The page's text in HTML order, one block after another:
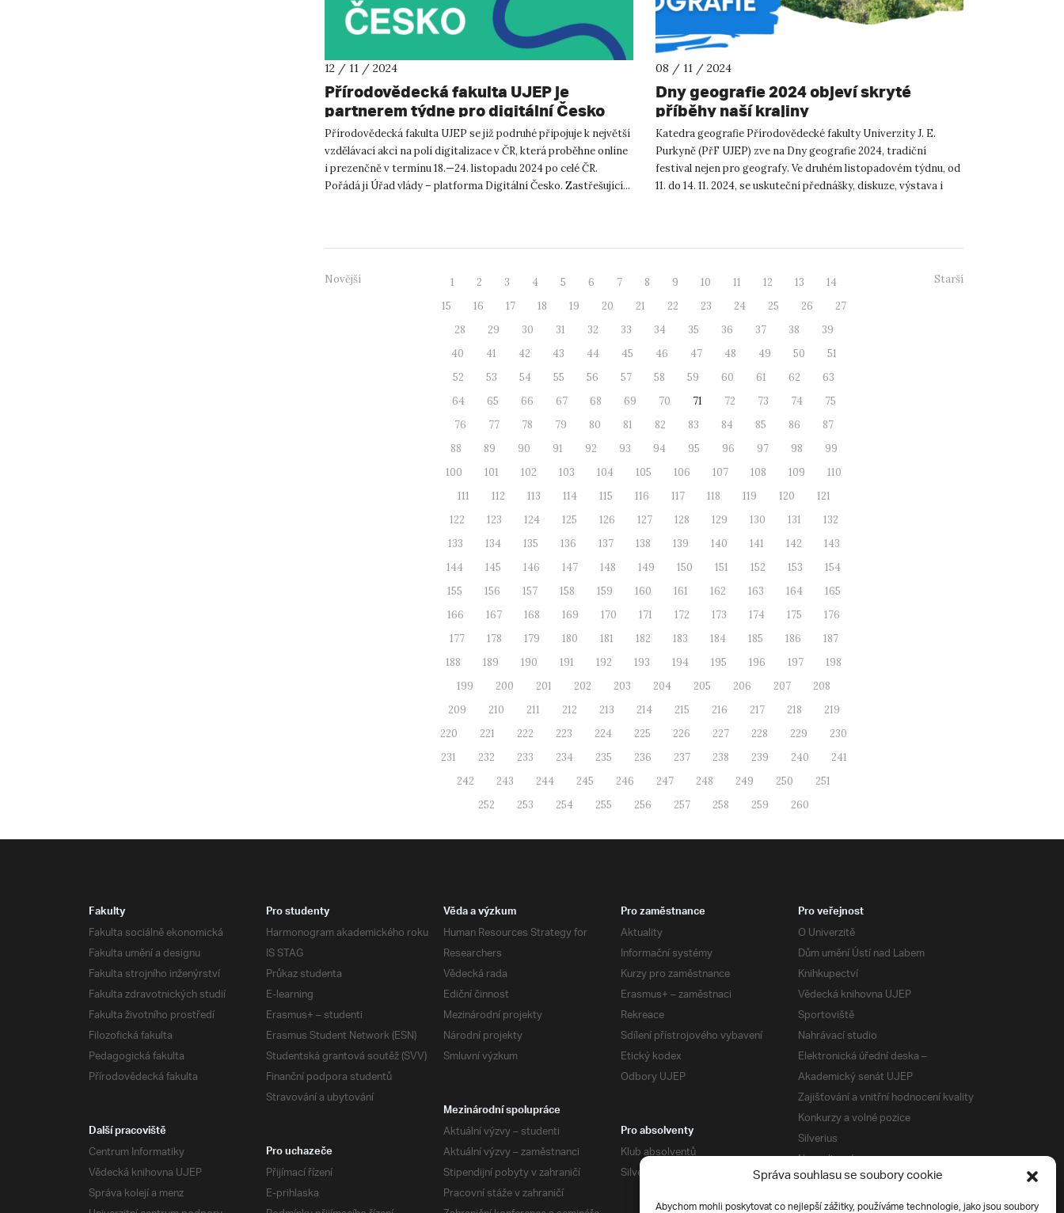
Správa souhlasu se soubory cookie
Abychom mohli poskytovat co nejlepší zážitky, používáme technologie, jako jsou soubory
12 / 11 / 2024
Přírodovědecká fakulta UJEP je
partnerem týdne pro digitální Česko
Přírodovědecká fakulta UJEP se již podruhé připojuje k největší
vzdělávací akci na poli digitalizace v ČR, která proběhne online
i prezenčně v termínu 18.—24. listopadu 2024 po celé ČR.
Pořádá ji Úřad vlády – platforma Digitální Česko. Zastřešující...
08 / 11 / 2024
Dny geografie 2024 objeví skryté
příběhy naší krajiny
Katedra geografie Přírodovědecké fakulty Univerzity J. E.
Purkyně (PřF UJEP) zve na Dny geografie 2024, tradiční
festival nejen pro geografy. Ve druhém listopadovém týdnu, od
11. do 14. 11. 2024, se uskuteční přednášky, diskuze, výstava i
Novější 1 2 3 4 5 6 7 8 9 10 11 12 13
14
15
16 17 18 19 20 21 22 23 24 25 26
27
28
29 30 31 32 33 34 35 36 37 38
39
40
41 42 43 44 45 46 47 48 49 50
51
52
53 54 55 56 57 58 59 60 61 62
63
64
65 66 67 68 69 70 71 72 73 74
75
76
77 78 79 80 81 82 83 84 85 86
87
88
89 90 91 92 93 94 95 96 97 98
99
100
101 102 103 104 105 106 107 108 109
110
111
112 113 114 115 116 117 118 119 120
121
122
123 124 125 126 127 128 129 130 131
132
133
134 135 136 137 138 139 140 141 142
143
144
145 146 147 148 149 150 151 152 153
154
155
156 157 158 159 160 161 162 163 164
165
166
167 168 169 170 171 172 173 174 175
176
177
178 179 180 181 182 183 184 185 186
187
188
189 190 191 192 193 194 195 196 197
198
199
200 201 202 203 204 205 206 207
208
209
210 211 212 213 214 215 216 217 218
219
220
221 222 223 224 225 226 227 228 229
230
231
232 233 234 235 236 237 238 239 240
241
242
243 244 245 246 247 248 249 250
251
252
253 254 255 256 257 258 259 260
Starší
Fakulty
Fakulta sociálně ekonomická
Fakulta umění a designu
Fakulta strojního inženýrství
Fakulta zdravotnických studií
Fakulta životního prostředí
Filozofická fakulta
Pedagogická fakulta
Přírodovědecká fakulta
Pro studenty
Harmonogram akademického roku
IS STAG
Průkaz studenta
E-learning
Erasmus+ – studenti
Erasmus Student Network (ESN)
Studentská grantová soutěž (SVV)
Finanční podpora studentů
Stravování a ubytování
Věda a výzkum
Human Resources Strategy for
Researchers
Vědecká rada
Ediční činnost
Mezinárodní projekty
Národní projekty
Smluvní výzkum
Pro zaměstnance
Aktuality
Informační systémy
Kurzy pro zaměstnance
Erasmus+ – zaměstnaci
Rekreace
Sdílení přístrojového vybavení
Etický kodex
Odbory UJEP
Pro veřejnost
O Univerzitě
Dům umění Ústí nad Labem
Knihkupectví
Vědecká knihovna UJEP
Sportoviště
Nahrávací studio
Elektronická úřední deska –
Akademický senát UJEP
Zajišťování a vnitřní hodnocení kvality
Konkurzy a volné pozice
Silverius
Napsali o nás
Tiskové zprávy
Mezinárodní spolupráce
Aktuální výzvy – studenti
Aktuální výzvy – zaměstnanci
Stipendijní pobyty v zahraničí
Pracovní stáže v zahraničí
Další pracoviště
Centrum Informatiky
Vědecká knihovna UJEP
Správa kolejí a menz
Pro absolventy
Klub absolventů
Silverius
Pro uchazeče
Přijímací řízení
E-prihlaska